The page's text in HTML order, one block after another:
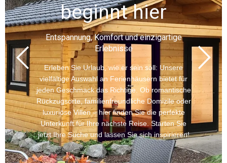
beginnt hier
Entspannung, Komfort und einzigartige
Erlebnisse
Erleben Sie Urlaub, wie er sein soll: Unsere
vielfältige Auswahl an Ferienhäusern bietet für
jeden Geschmack das Richtige. Ob romantische
Rückzugsorte, familienfreundliche Domizile oder
luxuriöse Villen – hier finden Sie die perfekte
Unterkunft für Ihre nächste Reise. Starten Sie
jetzt Ihre Suche und lassen Sie sich inspirieren!